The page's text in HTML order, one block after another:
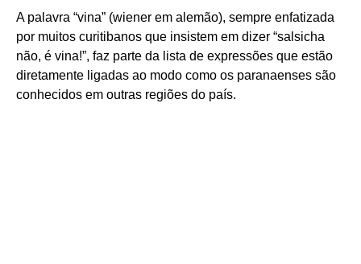
A palavra “vina” (wiener em alemão), sempre enfatizada
por muitos curitibanos que insistem em dizer “salsicha
não, é vina!”, faz parte da lista de expressões que estão
diretamente ligadas ao modo como os paranaenses são
conhecidos em outras regiões do país.